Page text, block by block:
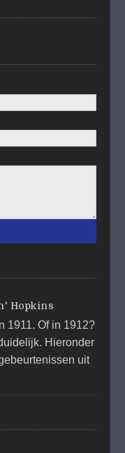
Hopkins
1911. Of in 1912?
Hieronder
uit